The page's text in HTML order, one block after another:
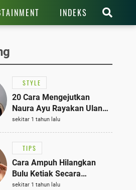
INDEKS
STYLE
20 Cara Mengejutkan
Naura Ayu Rayakan Ulang
Tahun di Panti Asuhan,
Terlihat Anggun dengan
Kaftan Cokelat
sekitar 1 tahun lalu
TIPS
Cara Ampuh Hilangkan
Bulu Ketiak Secara
Permanen dalam 5
sekitar 1 tahun lalu